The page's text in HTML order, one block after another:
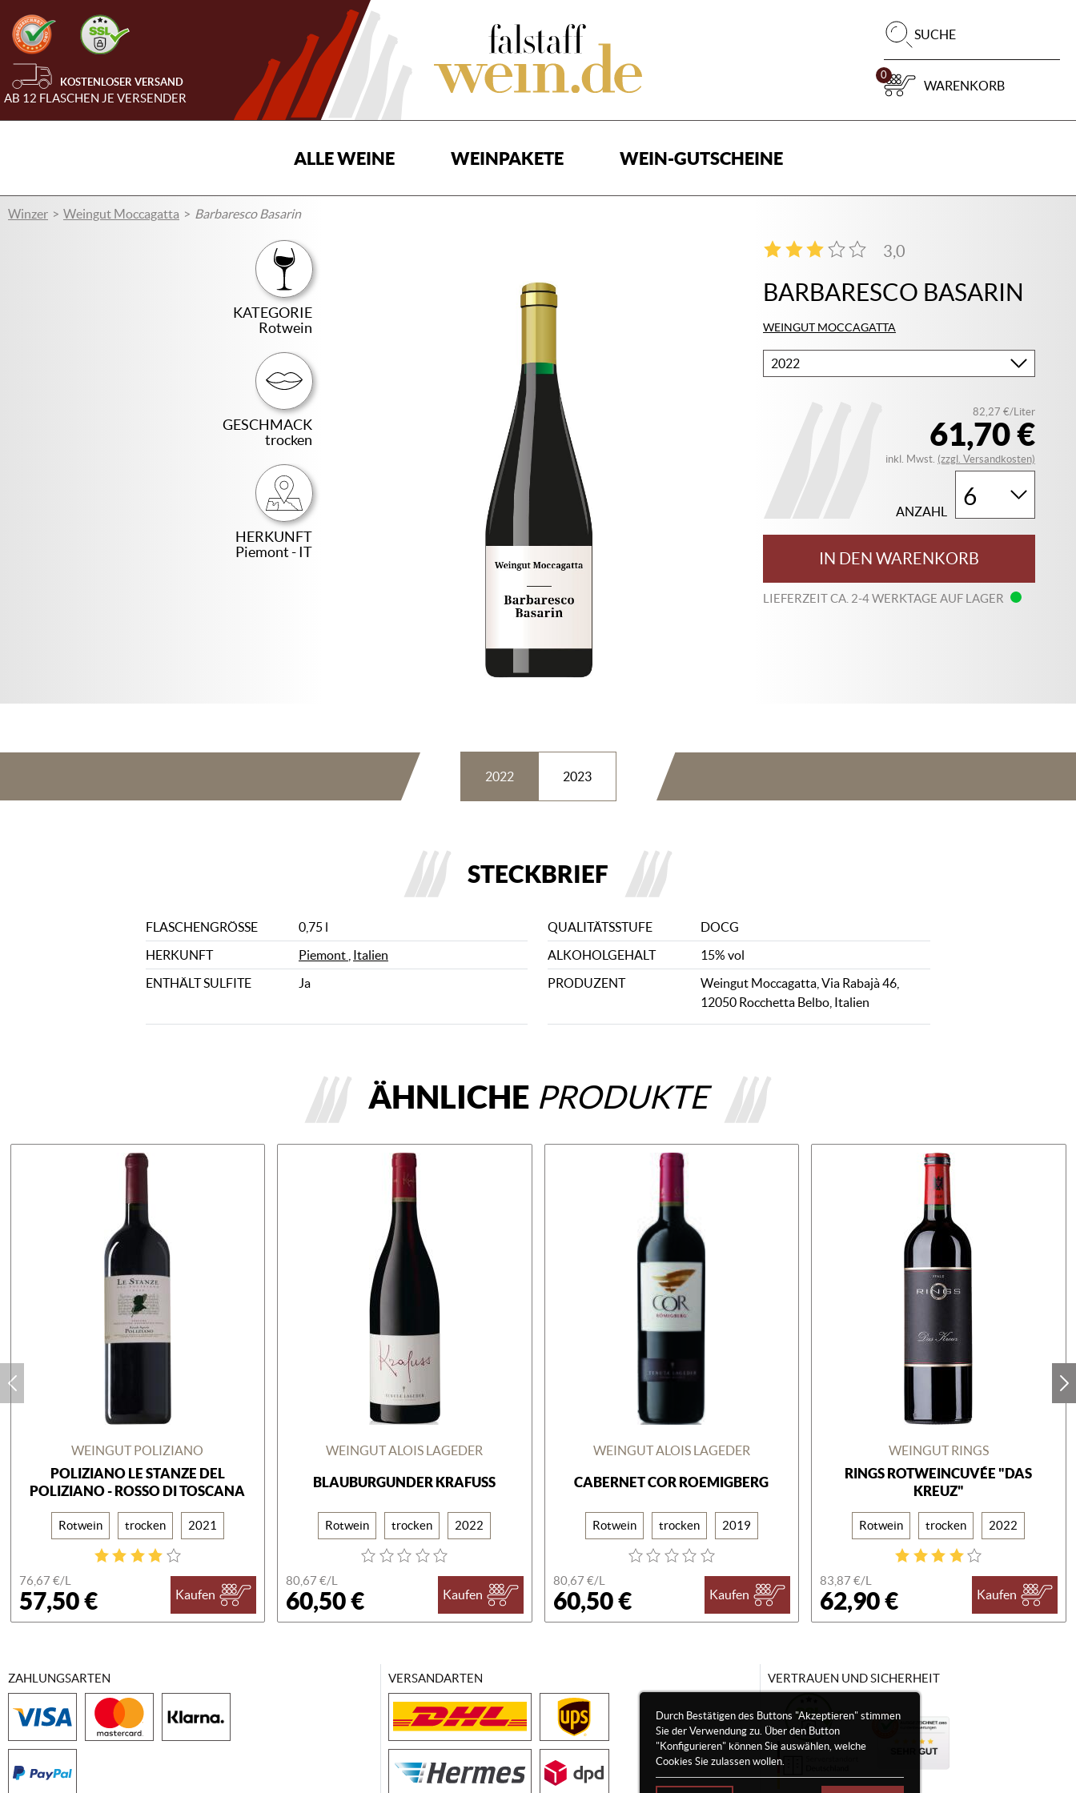
KOSTENLOSER VERSAND
AB 12 FLASCHEN JE VERSENDER
SUCHE
0
WARENKORB
ALLE WEINE WEINPAKETE WEIN-GUTSCHEINE
Winzer Weingut Moccagatta Barbaresco Basarin
KATEGORIE
Rotwein
GESCHMACK
trocken
HERKUNFT
Piemont - IT
BARBARESCO BASARIN
WEINGUT MOCCAGATTA
Bitte
wählen
3,0
1
61,70 €
82,27 €/Liter
inkl. Mwst. (zzgl. Versandkosten)
ANZAHL
IN DEN WARENKORB
LIEFERZEIT CA. 2-4 WERKTAGE AUF LAGER
2022 2023
STECKBRIEF
FLASCHENGRÖSSE 0,75 l QUALITÄTSSTUFE
DOCG
HERKUNFT
Piemont Italien ALKOHOLGEHALT
15% vol
ENTHÄLT SULFITE
Ja PRODUZENT
Weingut Moccagatta, Via Rabajà 46,
12050 Rocchetta Belbo, Italien
ÄHNLICHE PRODUKTE
WEINGUT POLIZIANO
POLIZIANO LE STANZE DEL
POLIZIANO - ROSSO DI TOSCANA
Rotwein trocken 2021
76,67 €/L
57,50 € Kaufen
WEINGUT ALOIS LAGEDER
BLAUBURGUNDER KRAFUSS
Rotwein trocken 2022
80,67 €/L
60,50 € Kaufen
WEINGUT ALOIS LAGEDER
CABERNET COR ROEMIGBERG
Rotwein trocken 2019
80,67 €/L
60,50 € Kaufen
WEINGUT RINGS
RINGS ROTWEINCUVÉE "DAS
KREUZ"
Rotwein trocken 2022
83,87 €/L
62,90 € Kaufen
Durch Bestätigen des Buttons "Akzeptieren" stimmen
Sie der Verwendung zu. Über den Button
"Konfigurieren" können Sie auswählen, welche
Cookies Sie zulassen wollen.
ZAHLUNGSARTEN VERSANDARTEN VERTRAUEN UND SICHERHEIT